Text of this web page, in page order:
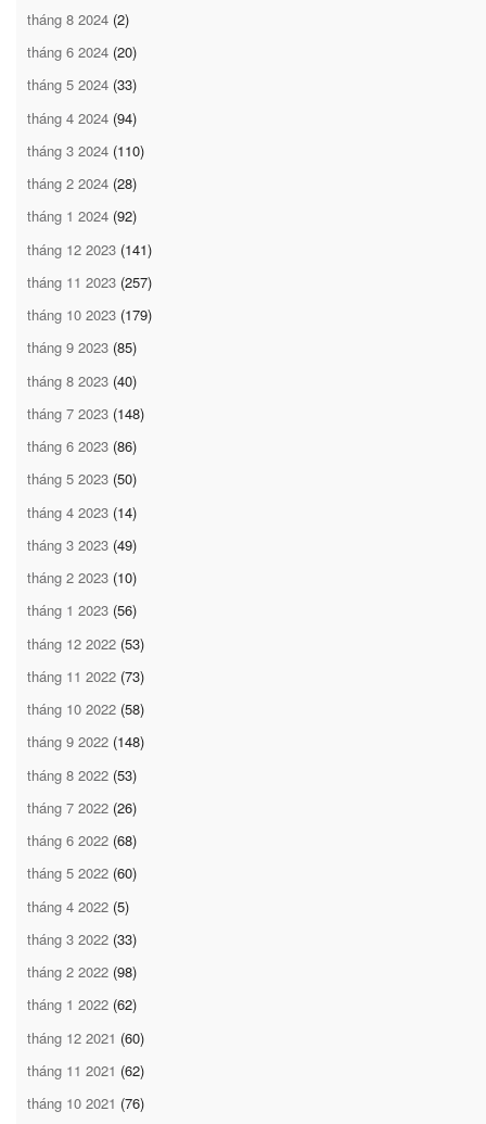
tháng 8 2024 (2)
tháng 6 2024 (20)
tháng 5 2024 (33)
tháng 4 2024 (94)
tháng 3 2024 (110)
tháng 2 2024 (28)
tháng 1 2024 (92)
tháng 12 2023 (141)
tháng 11 2023 (257)
tháng 10 2023 (179)
tháng 9 2023 (85)
tháng 8 2023 (40)
tháng 7 2023 (148)
tháng 6 2023 (86)
tháng 5 2023 (50)
tháng 4 2023 (14)
tháng 3 2023 (49)
tháng 2 2023 (10)
tháng 1 2023 (56)
tháng 12 2022 (53)
tháng 11 2022 (73)
tháng 10 2022 (58)
tháng 9 2022 (148)
tháng 8 2022 (53)
tháng 7 2022 (26)
tháng 6 2022 (68)
tháng 5 2022 (60)
tháng 4 2022 (5)
tháng 3 2022 (33)
tháng 2 2022 (98)
tháng 1 2022 (62)
tháng 12 2021 (60)
tháng 11 2021 (62)
tháng 10 2021 (76)